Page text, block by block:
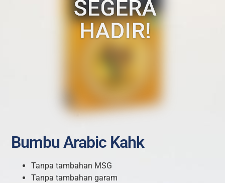
Bumbu Arabic Kahk
Tanpa tambahan MSG
Tanpa tambahan garam